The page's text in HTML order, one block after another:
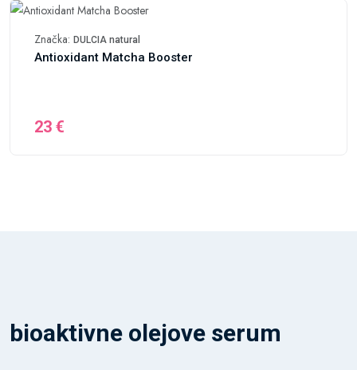
Značka: DULCIA natural
Antioxidant Matcha Booster
23 €
bioaktivne olejove serum